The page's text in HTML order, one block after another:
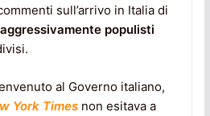
sull’arrivo in Italia di
populisti
al Governo italiano,
York Timesnon esitava a